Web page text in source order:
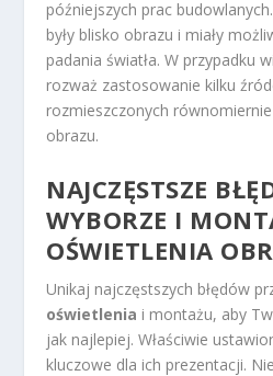
późniejszych prac
były blisko obrazu i miały
padania światła. W przypadku
rozważ zastosowanie kilku
rozmieszczonych
obrazu.
NAJCZĘSTSZE
WYBORZE I
OŚWIETLENIA
Unikaj najczęstszych błędów
oświetlenia i montażu, aby
jak najlepiej. Właściwie
kluczowe dla ich prezentacji.